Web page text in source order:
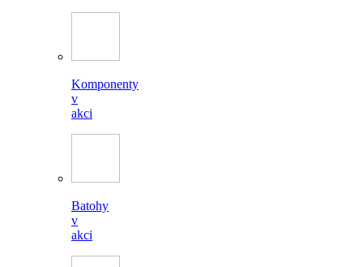
Komponenty
v
akci
Batohy
v
akci